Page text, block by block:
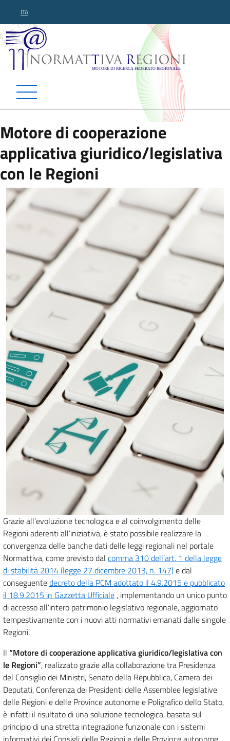
ITA
Normattiva Regioni -
Motore di cooperazione
applicativa giuridico/legislativa
con le Regioni
Grazie all’evoluzione tecnologica e al coinvolgimento delle
Regioni aderenti all’iniziativa, è stato possibile realizzare la
convergenza delle banche dati delle leggi regionali nel portale
Normattiva, come previsto dal comma 310 dell’art. 1 della legge
di stabilità 2014 (legge 27 dicembre 2013, n. 147)e dal
conseguentedecreto della PCM adottato il 4.9.2015 e pubblicato
il 18.9.2015 in Gazzetta Ufficiale , implementando un unico punto
di accesso all’intero patrimonio legislativo regionale, aggiornato
tempestivamente con i nuovi atti normativi emanati dalle singole
Regioni.
Il “Motore di cooperazione applicativa giuridico/legislativa con
le Regioni”, realizzato grazie alla collaborazione tra Presidenza
del Consiglio dei Ministri, Senato della Repubblica, Camera dei
Deputati, Conferenza dei Presidenti delle Assemblee legislative
delle Regioni e delle Province autonome e Poligrafico dello Stato,
è infatti il risultato di una soluzione tecnologica, basata sul
principio di una stretta integrazione funzionale con i sistemi